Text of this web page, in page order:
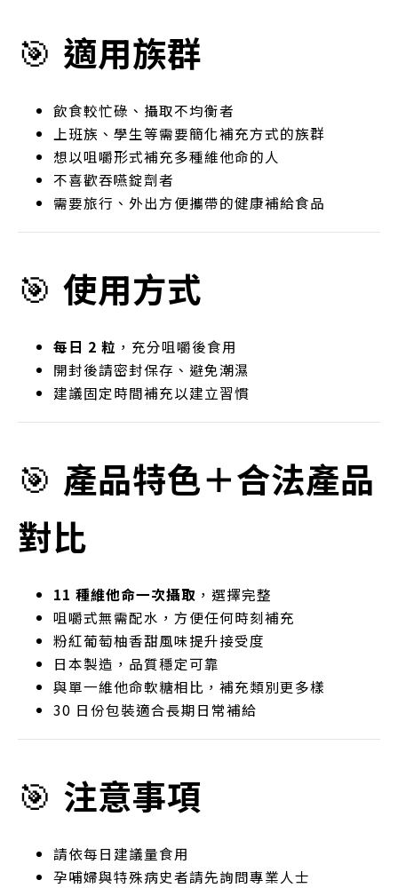
🎯 適用族群
飲食較忙碌、攝取不均衡者
上班族、學生等需要簡化補充方式的族群
想以咀嚼形式補充多種維他命的人
不喜歡吞嚥錠劑者
需要旅行、外出方便攜帶的健康補給食品
🎯 使用方式
每日 2 粒 ，充分咀嚼後食用
開封後請密封保存、避免潮濕
建議固定時間補充以建立習慣
🎯 產品特色＋合法產品
對比
11 種維他命一次攝取 ，選擇完整
咀嚼式無需配水，方便任何時刻補充
粉紅葡萄柚香甜風味提升接受度
日本製造，品質穩定可靠
與單一維他命軟糖相比，補充類別更多樣
30 日份包裝適合長期日常補給
🎯 注意事項
請依每日建議量食用
孕哺婦與特殊病史者請先詢問專業人士